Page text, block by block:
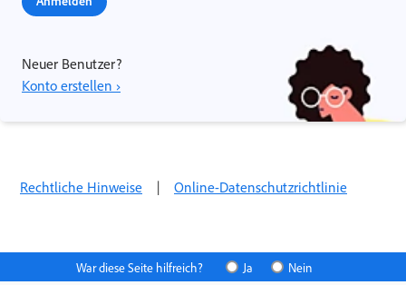
Neuer Benutzer?
Konto erstellen ›
Rechtliche Hinweise | Online-Datenschutzrichtlinie
War diese Seite hilfreich? Ja Nein